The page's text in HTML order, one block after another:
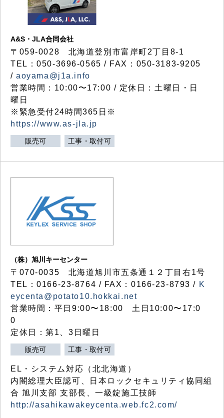
A&S・JLA合同会社
〒 059-0028 北海道登別市富岸町2丁目 8-1
TEL：050-3696-0565 / FAX：050-3183-9205
/aoyama@j1a.info
営業時間：10:00〜17:00 / 定休日：土曜日・日
曜日
※緊急受付24時間365日※
https://www.as-jla.jp
販売可 工事・取付可
（株）旭川キーセンター
〒070-0035 北海道旭川市五条通１２丁目右1号
TEL：0166-23-8764 / FAX：0166-23-8793 / K
eycenta@potato10.hokkai.net
営業時間：平日9:00〜18:00 土日10:00〜17:0
0
定休日：第1、3日曜日
販売可 工事・取付可
EL・システム対応（北北海道）
内閣総理大臣認可、日本ロックセキュリティ協同組
合 旭川支部 支部長、一級錠施工技師
http://asahikawakeycenta.web.fc2.com/